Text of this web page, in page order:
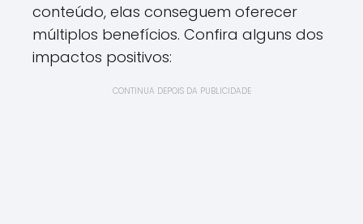
conteúdo, elas conseguem oferecer
múltiplos benefícios. Confira alguns dos
impactos positivos:
CONTINUA DEPOIS DA PUBLICIDADE